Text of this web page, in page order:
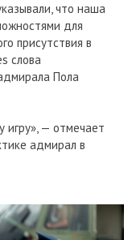
что наша
для
присутствия в
слова
Пола
игру», — отмечает
адмирал в